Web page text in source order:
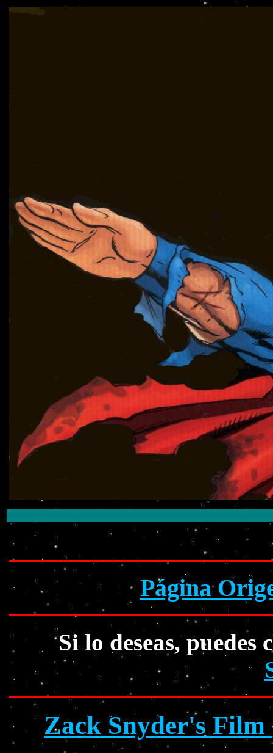
Página
Si lo deseas,
Zack Snyder's